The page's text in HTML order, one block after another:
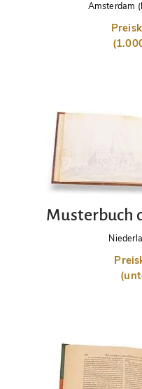
Amsterdam
Musterbuch